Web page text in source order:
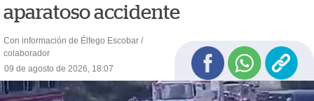
aparatoso accidente
Con información de Élfego Escobar /
colaborador
09 de agosto de 2026, 18:07